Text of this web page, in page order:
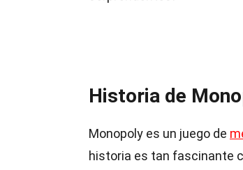
Historia de
Monopoly es un juego de
historia es tan fascinante